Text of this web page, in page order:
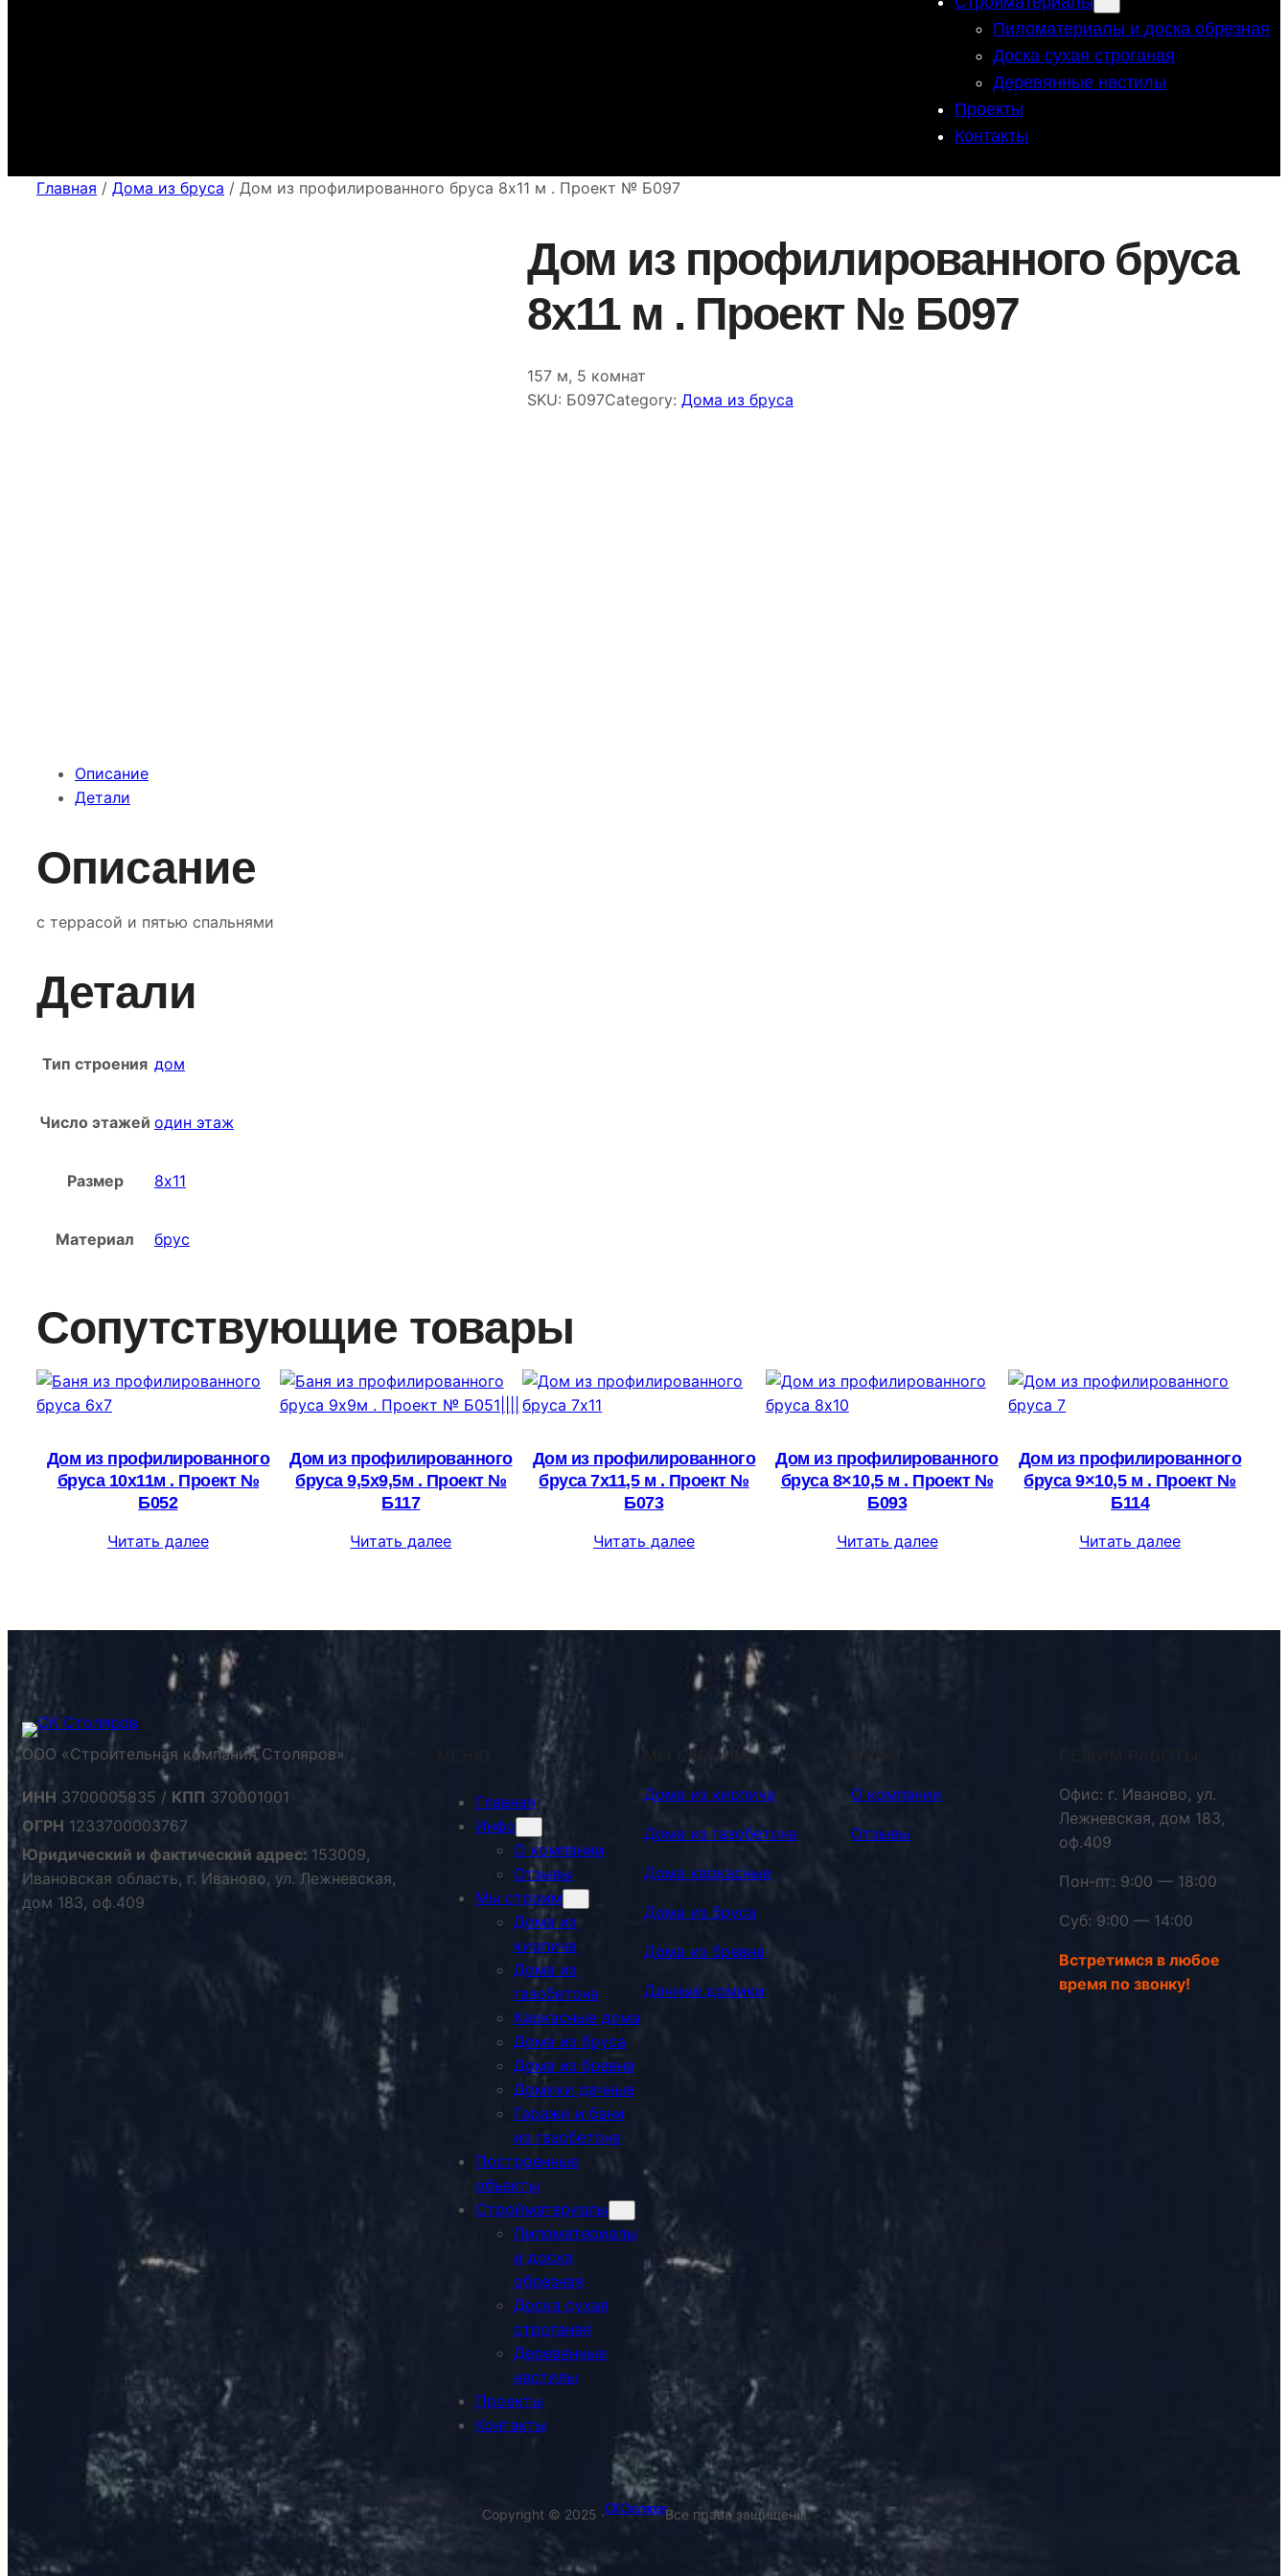
Пиломатериалы и доска обрезная
Доска сухая строганая
Деревянные настилы
Проекты
Контакты
Главная / Дома из бруса / Дом из профилированного бруса 8х11 м . Проект № Б097
Дом из профилированного бруса
8х11 м . Проект № Б097
157 м, 5 комнат
SKU: Б097Category: Дома из бруса
Описание
Детали
Описание
с террасой и пятью спальнями
Детали
Тип строения дом
Число этажей один этаж
Размер 8х11
Материал брус
Сопутствующие товары
Дом из профилированного
бруса 10х11м . Проект №
Б052
Читать далее
Дом из профилированного
бруса 9,5х9,5м . Проект №
Б117
Читать далее
Дом из профилированного
бруса 7х11,5 м . Проект №
Б073
Читать далее
Дом из профилированного
бруса 8×10,5 м . Проект №
Б093
Читать далее
Дом из профилированного
бруса 9×10,5 м . Проект №
Б114
Читать далее
ООО «Строительная компания Столяров»
ИНН 3700005835 / КПП 370001001
ОГРН 1233700003767
Юридический и фактический адрес: 153009,
Ивановская область, г. Иваново, ул. Лежневская,
дом 183, оф.409
Главная
Инфо
О компании
Отзывы
Мы строим
Дома из
кирпича
Дома из
газобетона
Каркасные дома
Дома из бруса
Дома из бревна
Домики дачные
Гаражи и бани
из газобетона
Построенные
объекты
Стройматериалы
Пиломатериалы
и доска
обрезная
Доска сухая
строганая
Деревянные
настилы
Проекты
Контакты
МЫ СТРОИМ
Дома из кирпича
Дома из газобетона
Дома каркасные
Дома из бруса
Дома из бревна
Дачные домики
ИНФО
О компании
Отзывы
Офис: г. Иваново, ул.
Лежневская, дом 183,
оф.409
Пон-пт: 9:00 — 18:00
Суб: 9:00 — 14:00
Встретимся в любое
время по звонку!
Copyright © 2025 ·СК СтоляровВсе права защищены